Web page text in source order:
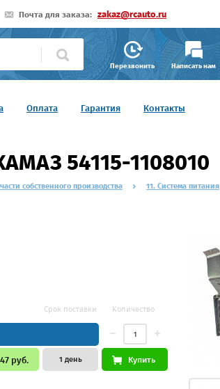
Почта для заказа: zakaz@rcauto.ru
Перезвонить Написать нам
Оплата Гарантия Контакты
54115-1108010
собственного производства 11. Система питания
Срок поставки Количество
руб. 1 день Купить